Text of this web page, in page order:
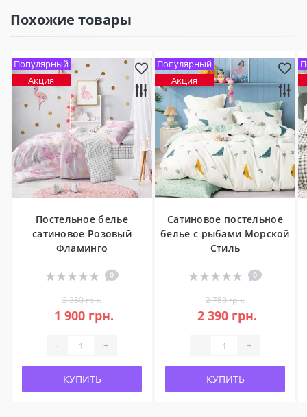
Похожие товары
Популярный
Акция
Постельное белье
сатиновое Розовый
Фламинго
0
2 350 грн.
1 900 грн.
- +
КУПИТЬ
Популярный
Акция
Сатиновое постельное
белье с рыбами Морской
Стиль
0
2 750 грн.
2 390 грн.
- +
КУПИТЬ